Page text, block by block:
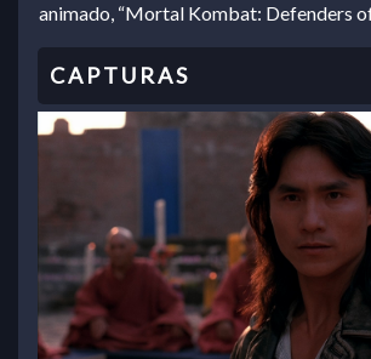
animado, “Mortal Kombat: Defenders of